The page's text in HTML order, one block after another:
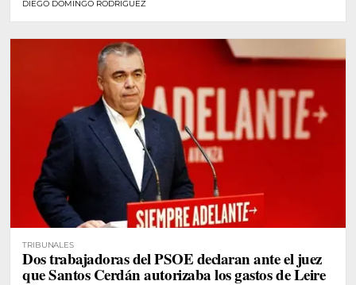
DIEGO DOMINGO RODRÍGUEZ
TRIBUNALES
Dos trabajadoras del PSOE declaran ante el juez
que Santos Cerdán autorizaba los gastos de Leire